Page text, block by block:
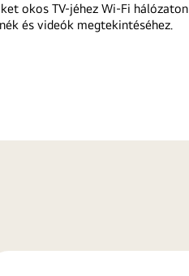
okos TV-jéhez Wi-Fi hálózaton
és videók megtekintéséhez.